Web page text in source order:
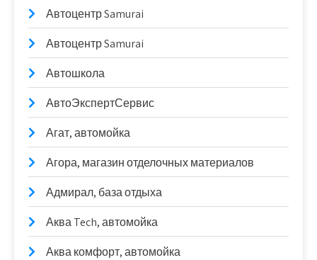
Автоцентр Samurai
Автоцентр Samurai
Автошкола
АвтоЭкспертСервис
Агат, автомойка
Агора, магазин отделочных материалов
Адмирал, база отдыха
Аква Tech, автомойка
Аква комфорт, автомойка